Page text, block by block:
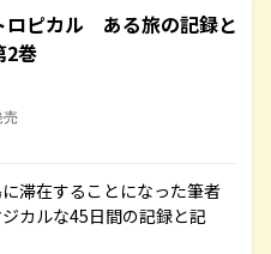
ロピカル ある旅の記録と
巻
売
滞在することになった筆者
カルな45日間の記録と記